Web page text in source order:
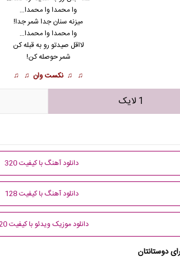
وا محمدا وا محمدا…
میزنه سنان جدا شمر جدا!
وا محمدا وا محمدا…
لااقل صیدتو رو به قبله کن
شمر حوصله کن!
♫ ♫ نکست وان ♫ ♫
1 لایک
دانلود آهنگ با کیفیت 320
دانلود آهنگ با کیفیت 128
دانلود موزیک ویدئو با کیفیت 720
دوستانتان